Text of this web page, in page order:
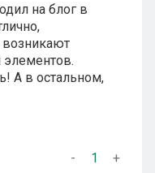
на блог в
возникают
А в остальном,
- 1
+